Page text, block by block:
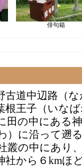
俳句箱
古道中辺路（
根王子（いな
田の中にある
）に沿って遡
叢の中にあり
社から６kmほ